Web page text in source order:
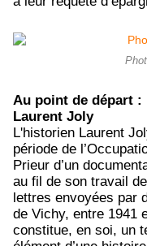
Au point de départ :
Laurent Joly
L'historien Laurent
période de
Prieur d’un
au fil de son travail
lettres envoyées par
de Vichy, entre 1941
constitue, en soi, un